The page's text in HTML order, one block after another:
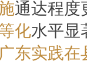
通达程度
化水平显
东实践在